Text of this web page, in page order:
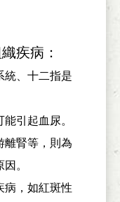
疾病：
統、十二指是
引起血尿。
離腎等，則為
。
病，如紅斑性